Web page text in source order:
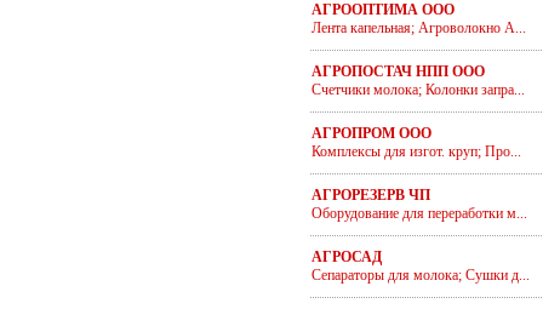
АГРООПТИМА ООО
Лента капельная; Агроволокно А...
АГРОПОСТАЧ НПП ООО
Счетчики молока; Колонки запра...
АГРОПРОМ ООО
Комплексы для изгот. круп; Про...
АГРОРЕЗЕРВ ЧП
Оборудование для переработки м...
АГРОСАД
Сепараторы для молока; Сушки д...